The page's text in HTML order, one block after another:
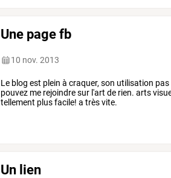
Une page fb
10 nov. 2013
Le blog est plein à craquer, son utilisation
pouvez me rejoindre sur l'art de rien. arts
tellement plus facile! a très vite.
Un lien